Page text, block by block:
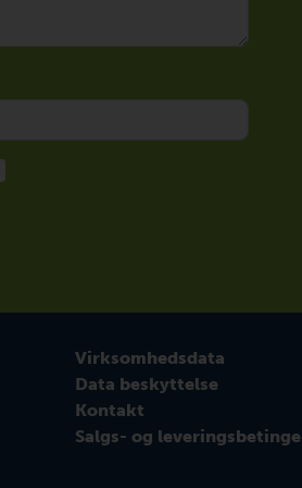
Virksomhedsdata
Data beskyttelse
Kontakt
Salgs- og